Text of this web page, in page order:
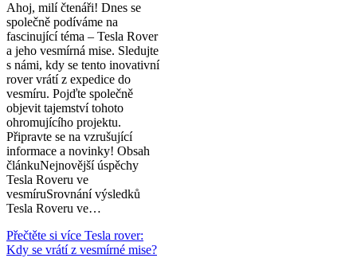
Ahoj, milí čtenáři! Dnes se
společně podíváme na
fascinující téma – Tesla Rover
a jeho vesmírná mise. Sledujte
s námi, kdy se tento inovativní
rover vrátí z expedice do
vesmíru. Pojďte společně
objevit tajemství tohoto
ohromujícího projektu.
Připravte se na vzrušující
informace a novinky! Obsah
článkuNejnovější úspěchy
Tesla Roveru ve
vesmíruSrovnání výsledků
Tesla Roveru ve…
Přečtěte si více Tesla rover:
Kdy se vrátí z vesmírné mise?